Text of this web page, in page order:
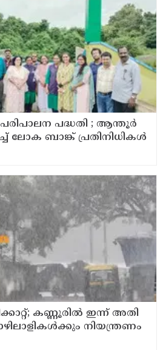
പരിപാലന പദ്ധതി ; ആന്തൂർ
ലോക ബാങ്ക് പ്രതിനിധികൾ
കണ്ണൂരിൽ ഇന്ന് അതി
നിയന്ത്രണം